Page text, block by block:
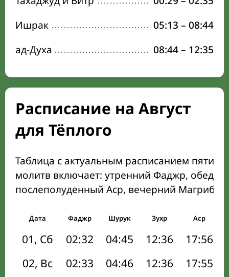
Ишрак
05:13 – 08:44
ад-Духа
08:44– 12:35
Расписание на Август
для Тёплого
Таблица с актуальным расписанием пяти
молитв включает: утренний Фаджр,
послеполуденный Аср, вечерний Магриб
Дата Фаджр Шурук Зухр Аср
01, Сб 02:32 04:45 12:36 17:56
02, Вс
02:33 04:46 12:36 17:55